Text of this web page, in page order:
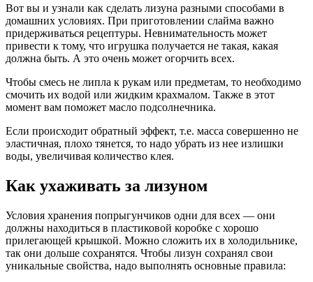
Вот вы и узнали как сделать лизуна разными способами в
домашних условиях. При приготовлении слайма важно
придерживаться рецептуры. Невнимательность может
привести к тому, что игрушка получается не такая, какая
должна быть. А это очень может огорчить всех.
Чтобы смесь не липла к рукам или предметам, то необходимо
смочить их водой или жидким крахмалом. Также в этот
момент вам поможет масло подсолнечника.
Если происходит обратный эффект, т.е. масса совершенно не
эластичная, плохо тянется, то надо убрать из нее излишки
воды, увеличивая количество клея.
Как ухаживать за лизуном
Условия хранения попрыгунчиков одни для всех — они
должны находиться в пластиковой коробке с хорошо
прилегающей крышкой. Можно сложить их в холодильнике,
так они дольше сохранятся. Чтобы лизун сохранял свои
уникальные свойства, надо выполнять основные правила: